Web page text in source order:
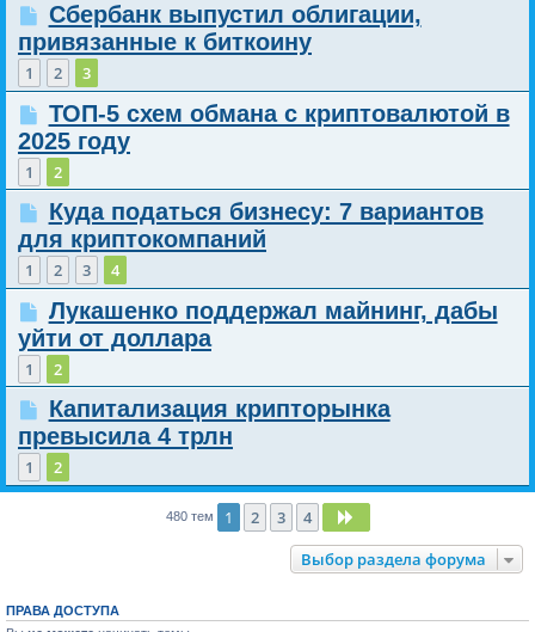
Сбербанк выпустил облигации,
привязанные к биткоину
1 2 3
ТОП-5 схем обмана с криптовалютой в
2025 году
1 2
Куда податься бизнесу: 7 вариантов
для криптокомпаний
1 2 3 4
Лукашенко поддержал майнинг, дабы
уйти от доллара
1 2
Капитализация крипторынка
превысила 4 трлн
1 2
480 тем 1 2 3 4
Выбор раздела форума
ПРАВА ДОСТУПА